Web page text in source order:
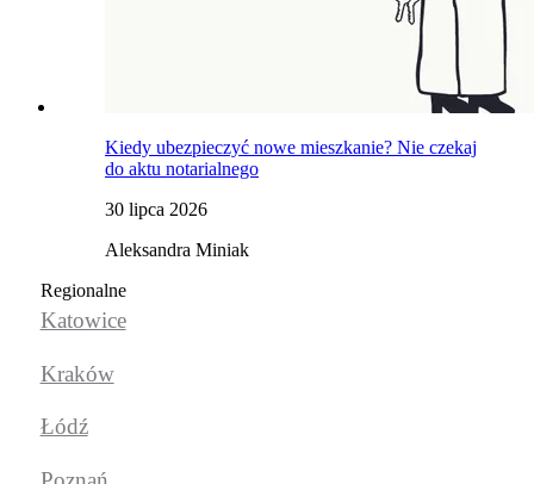
Kiedy ubezpieczyć nowe mieszkanie? Nie czekaj
do aktu notarialnego
30 lipca 2026
Aleksandra Miniak
Regionalne
Katowice
Kraków
Łódź